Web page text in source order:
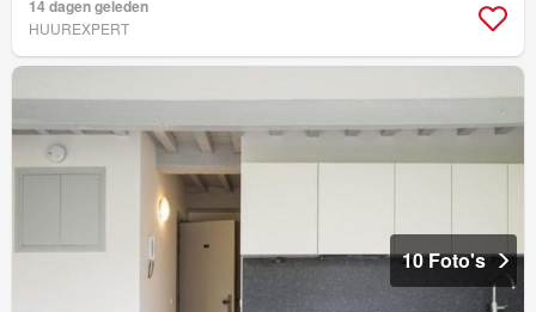
14 dagen geleden
HUUREXPERT
10 Foto's